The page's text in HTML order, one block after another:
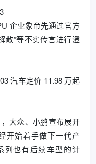
企业象帝先通过官方
散”等不实传言进行澄
汽车定价 11.98 万起
大众、小鹏宣布展开
开始着手做下一代产
列也有后续车型的计